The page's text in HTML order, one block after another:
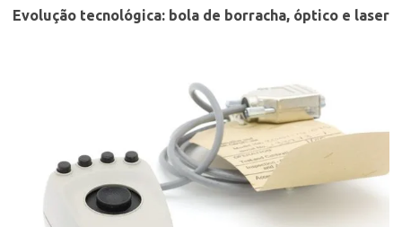
Evolução tecnológica: bola de borracha, óptico e laser